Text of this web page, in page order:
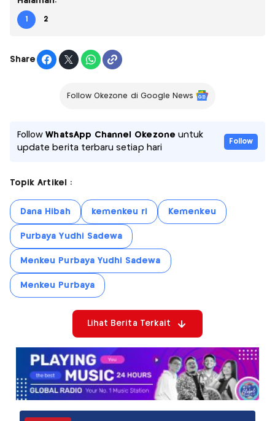
1 2
Share
Follow Okezone di Google News
FollowWhatsApp Channel Okezone untuk
update berita terbaru setiap hari
Follow
Topik Artikel :
Dana Hibah kemenkeu ri Kemenkeu
Purbaya Yudhi Sadewa
Menkeu Purbaya Yudhi Sadewa
Menkeu Purbaya
Lihat Berita Terkait